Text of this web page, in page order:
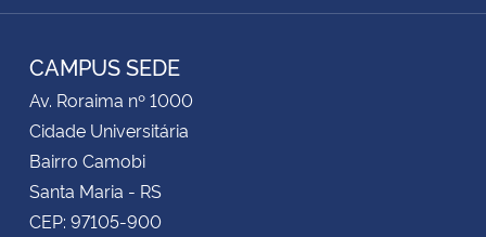
Secretaria de Governo
Gabinete de Segurança Institucional
Advocacia-Geral da União
RSS
CAMPUS SEDE
Av. Roraima nº 1000
Cidade Universitária
Bairro Camobi
Santa Maria - RS
CEP: 97105-900